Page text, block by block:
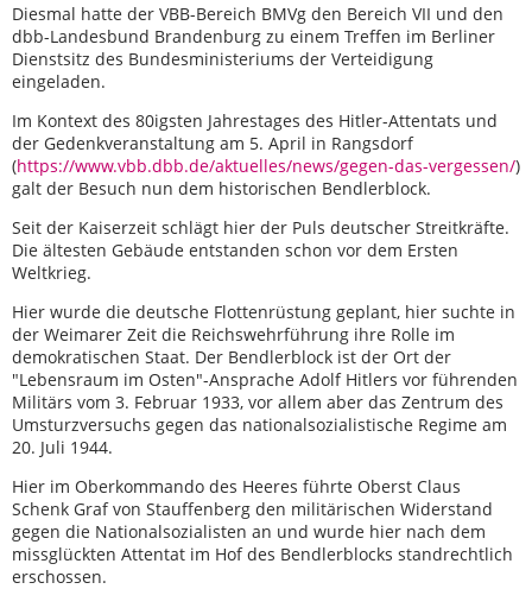
Diesmal hatte der VBB-Bereich BMVg den Bereich VII und den
dbb-Landesbund Brandenburg zu einem Treffen im Berliner
Dienstsitz des Bundesministeriums der Verteidigung
eingeladen.
Im Kontext des 80igsten Jahrestages des Hitler-Attentats und
der Gedenkveranstaltung am 5. April in Rangsdorf
(https://www.vbb.dbb.de/aktuelles/news/gegen-das-vergessen/)
galt der Besuch nun dem historischen Bendlerblock.
Seit der Kaiserzeit schlägt hier der Puls deutscher Streitkräfte.
Die ältesten Gebäude entstanden schon vor dem Ersten
Weltkrieg.
Hier wurde die deutsche Flottenrüstung geplant, hier suchte in
der Weimarer Zeit die Reichswehrführung ihre Rolle im
demokratischen Staat. Der Bendlerblock ist der Ort der
"Lebensraum im Osten"-Ansprache Adolf Hitlers vor führenden
Militärs vom 3. Februar 1933, vor allem aber das Zentrum des
Umsturzversuchs gegen das nationalsozialistische Regime am
20. Juli 1944.
Hier im Oberkommando des Heeres führte Oberst Claus
Schenk Graf von Stauffenberg den militärischen Widerstand
gegen die Nationalsozialisten an und wurde hier nach dem
missglückten Attentat im Hof des Bendlerblocks standrechtlich
erschossen.